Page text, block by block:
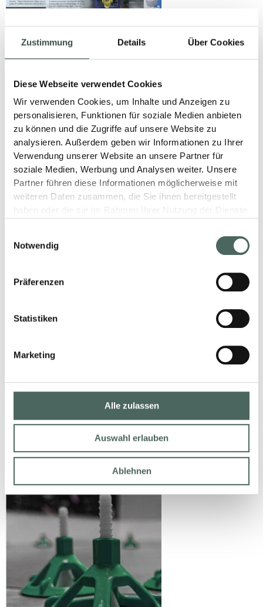
Zustimmung Details Über Cookies
Diese Webseite verwendet Cookies
Wir verwenden Cookies, um Inhalte und Anzeigen zu
personalisieren, Funktionen für soziale Medien anbieten
zu können und die Zugriffe auf unsere Website zu
analysieren. Außerdem geben wir Informationen zu Ihrer
Verwendung unserer Website an unsere Partner für
soziale Medien, Werbung und Analysen weiter. Unsere
Partner führen diese Informationen möglicherweise mit
weiteren Daten zusammen, die Sie ihnen bereitgestellt
haben oder die sie im Rahmen Ihrer Nutzung der Dienste
Notwendig
Präferenzen
Statistiken
Marketing
Alle zulassen
Auswahl erlauben
Ablehnen
AUS DER
09. Dezember 2024
LESEN
SANIERUNG LEICHT
GEMACHT.